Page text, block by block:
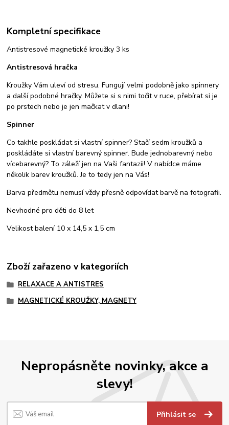
Kompletní specifikace
Antistresové magnetické kroužky 3 ks
Antistresová hračka
Kroužky Vám uleví od stresu. Fungují velmi podobně jako spinnery
a další podobné hračky. Můžete si s nimi točit v ruce, přebírat si je
po prstech nebo je jen mačkat v dlani!
Spinner
Co takhle poskládat si vlastní spinner? Stačí sedm kroužků a
poskládáte si vlastní barevný spinner. Bude jednobarevný nebo
vícebarevný? To záleží jen na Vaši fantazii! V nabídce máme
několik barev kroužků. Je to tedy jen na Vás!
Barva předmětu nemusí vždy přesně odpovídat barvě na fotografii.
Nevhodné pro děti do 8 let
Velikost balení 10 x 14,5 x 1,5 cm
Zboží zařazeno v kategoriích
RELAXACE A ANTISTRES
MAGNETICKÉ KROUŽKY, MAGNETY
Nepropásněte novinky, akce a
slevy!
Přihlásit se